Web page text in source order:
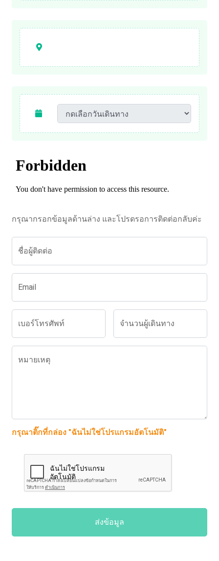
กรุณากรอกข้อมูลด้านล่าง และโปรดรอการติดต่อกลับค่ะ
ชื่อผู้ติดต่อ
Email
เบอร์โทรศัพท์ จำนวนผู้เดินทาง
หมายเหตุ
กรุณาติ๊กที่กล่อง "ฉันไม่ใช่โปรแกรมอัตโนมัติ"
ส่งข้อมูล